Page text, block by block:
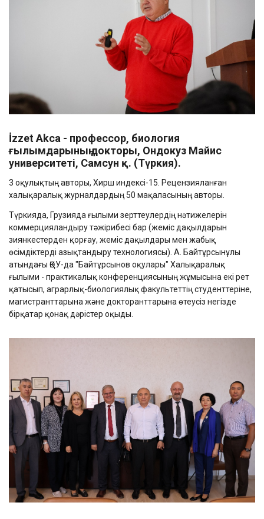
İzzet Akca - профессор, биология
ғылымдарының докторы, Ондокуз Майис
университеті, Самсун қ. (Түркия).
3 оқулықтың авторы, Хирш индексі-15. Рецензияланған
халықаралық журналдардың 50 мақаласының авторы.
Түркияда, Грузияда ғылыми зерттеулердің нәтижелерін
коммерцияландыру тәжірибесі бар (жеміс дақылдарын
зиянкестерден қорғау, жеміс дақылдары мен жабық
өсімдіктерді азықтандыру технологиясы). А. Байтұрсынұлы
атындағы ҚӨУ-да "Байтұрсынов оқулары" Халықаралық
ғылыми - практикалық конференциясының жұмысына екі рет
қатысып, аграрлық-биологиялық факультеттің студенттеріне,
магистранттарына және докторанттарына өтеусіз негізде
бірқатар қонақ дәрістер оқыды.